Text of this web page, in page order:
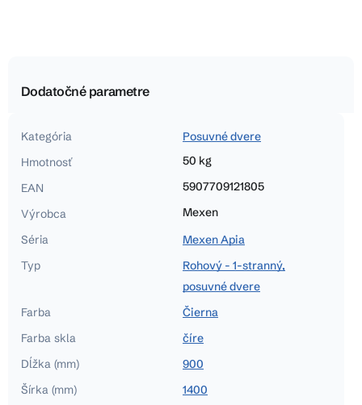
Dodatočné parametre
Kategória
Posuvné dvere
Hmotnosť
50 kg
EAN
5907709121805
Výrobca
Mexen
Séria
Mexen Apia
Typ
Rohový - 1-stranný,
posuvné dvere
Farba
Čierna
Farba skla
číre
Dĺžka (mm)
900
Šírka (mm)
1400